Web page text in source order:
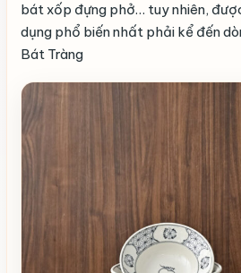
bát xốp đựng phở… tuy nhiên,
dụng phổ biến nhất phải kể đến
Bát Tràng